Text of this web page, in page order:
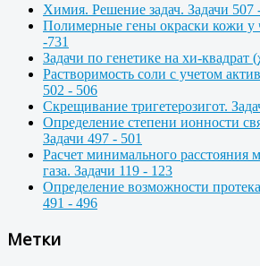
Химия. Решение задач. Задачи 507
Полимерные гены окраски кожи у
-731
Задачи по генетике на хи-квадрат
Растворимость соли с учетом
502 - 506
Скрещивание тригетерозигот.
Определение степени ионности
Задачи 497 - 501
Расчет минимального расстояния
газа. Задачи 119 - 123
Определение возможности
491 - 496
Метки